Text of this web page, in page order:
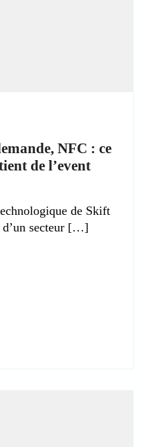
NFC : ce
de l’event
de Skift
secteur